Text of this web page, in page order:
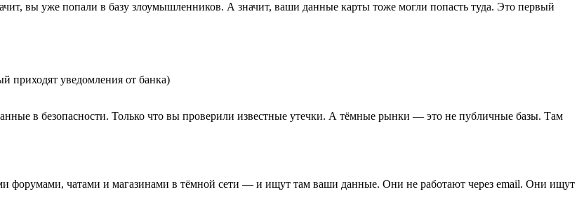
вы уже попали в базу злоумышленников. А значит, ваши данные карты тоже могли попасть туда. Это первый
приходят уведомления от банка)
в безопасности. Только что вы проверили известные утечки. А тёмные рынки — это не публичные базы. Там
форумами, чатами и магазинами в тёмной сети — и ищут там ваши данные. Они не работают через email. Они ищут